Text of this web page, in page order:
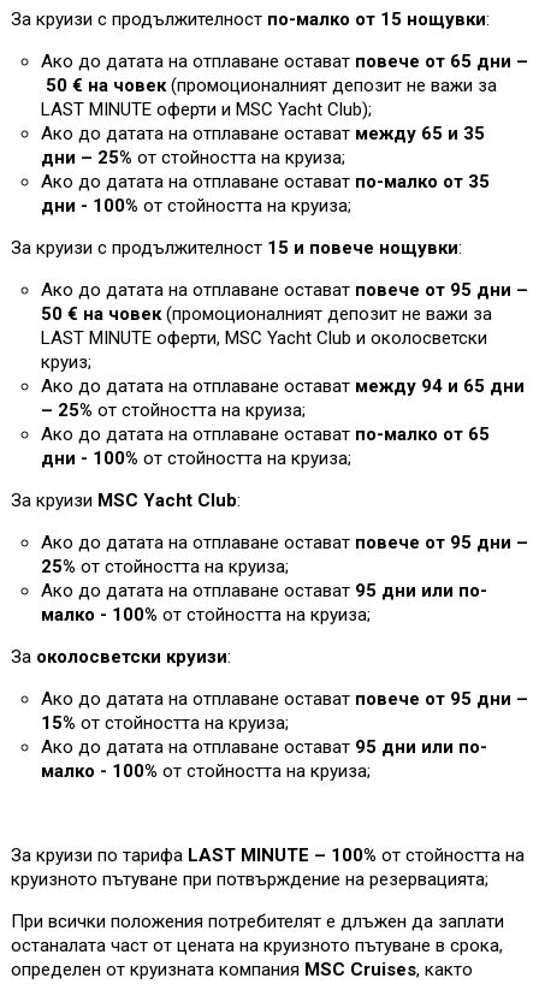
За круизи с продължителност по-малко от 15 нощувки:
Ако до датата на отплаване остават повече от 65 дни –
50 € на човек(промоционалният депозит не важи за
LAST MINUTE оферти и MSC Yacht Club);
Ако до датата на отплаване остават между 65 и 35
дни – 25% от стойността на круиза;
Ако до датата на отплаване остават по-малко от 35
дни - 100% от стойността на круиза;
За круизи с продължителност 15 и повече нощувки:
Ако до датата на отплаване остават повече от 95 дни –
50 € на човек(промоционалният депозит не важи за
LAST MINUTE оферти, MSC Yacht Club и околосветски
круиз;
Ако до датата на отплаване остават между 94 и 65 дни
– 25% от стойността на круиза;
Ако до датата на отплаване остават по-малко от 65
дни - 100% от стойността на круиза;
За круизи MSC Yacht Club:
Ако до датата на отплаване остават повече от 95 дни –
25% от стойността на круиза;
Ако до датата на отплаване остават 95 дни или по-
малко - 100% от стойността на круиза;
За околосветски круизи:
Ако до датата на отплаване остават повече от 95 дни –
15% от стойността на круиза;
Ако до датата на отплаване остават 95 дни или по-
малко - 100% от стойността на круиза;
За круизи по тарифа LAST MINUTE – 100% от стойността на
круизното пътуване при потвърждение на резервацията;
При всички положения потребителят е длъжен да заплати
останалата част от цената на круизното пътуване в срока,
определен от круизната компания MSC Cruises, както